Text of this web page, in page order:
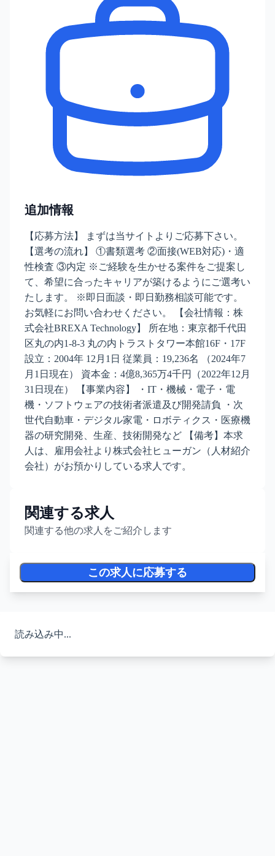
追加情報
【応募方法】 まずは当サイトよりご応募下さい。
【選考の流れ】 ①書類選考 ②面接(WEB対応)・適
性検査 ③内定 ※ご経験を生かせる案件をご提案し
て、希望に合ったキャリアが築けるようにご選考い
たします。 ※即日面談・即日勤務相談可能です。
お気軽にお問い合わせください。 【会社情報：株
式会社BREXA Technology】 所在地：東京都千代田
区丸の内1-8-3 丸の内トラストタワー本館16F・17F
設立：2004年 12月1日 従業員：19,236名 （2024年7
月1日現在） 資本金：4億8,365万4千円（2022年12月
31日現在） 【事業内容】 ・IT・機械・電子・電
機・ソフトウェアの技術者派遣及び開発請負 ・次
世代自動車・デジタル家電・ロボティクス・医療機
器の研究開発、生産、技術開発など 【備考】本求
人は、雇用会社より株式会社ヒューガン（人材紹介
会社）がお預かりしている求人です。
関連する求人
関連する他の求人をご紹介します
この求人に応募する
読み込み中...